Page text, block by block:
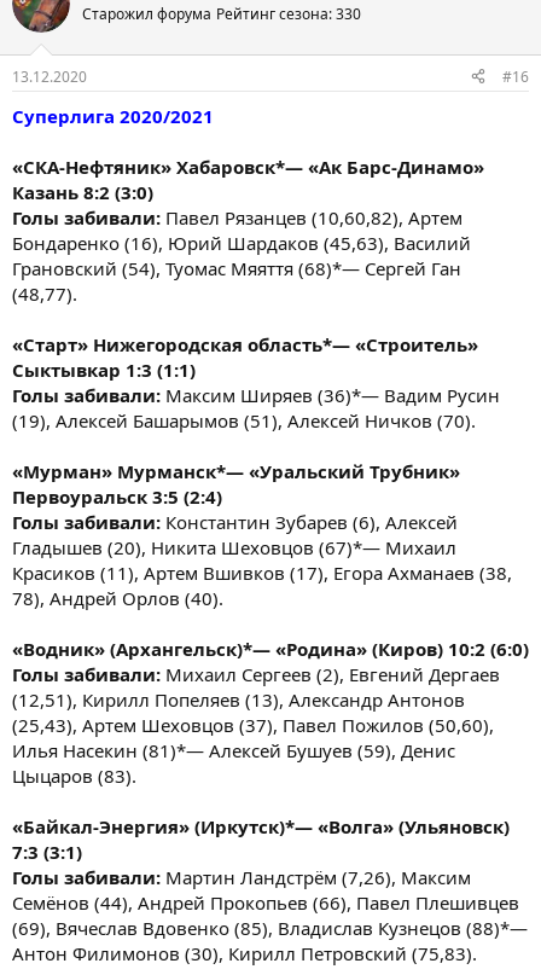
Старожил форума Рейтинг сезона: 330
13.12.2020 #16
Суперлига 2020/2021
«СКА-Нефтяник» Хабаровск*— «Ак Барс-Динамо»
Казань 8:2 (3:0)
Голы забивали: Павел Рязанцев (10,60,82), Артем
Бондаренко (16), Юрий Шардаков (45,63), Василий
Грановский (54), Туомас Мяяття (68)*— Сергей Ган
(48,77).
«Старт» Нижегородская область*— «Строитель»
Сыктывкар 1:3 (1:1)
Голы забивали: Максим Ширяев (36)*— Вадим Русин
(19), Алексей Башарымов (51), Алексей Ничков (70).
«Мурман» Мурманск*— «Уральский Трубник»
Первоуральск 3:5 (2:4)
Голы забивали: Константин Зубарев (6), Алексей
Гладышев (20), Никита Шеховцов (67)*— Михаил
Красиков (11), Артем Вшивков (17), Егора Ахманаев (38,
78), Андрей Орлов (40).
«Водник» (Архангельск)*— «Родина» (Киров) 10:2 (6:0)
Голы забивали: Михаил Сергеев (2), Евгений Дергаев
(12,51), Кирилл Попеляев (13), Александр Антонов
(25,43), Артем Шеховцов (37), Павел Пожилов (50,60),
Илья Насекин (81)*— Алексей Бушуев (59), Денис
Цыцаров (83).
«Байкал-Энергия» (Иркутск)*— «Волга» (Ульяновск)
7:3 (3:1)
Голы забивали: Мартин Ландстрём (7,26), Максим
Семёнов (44), Андрей Прокопьев (66), Павел Плешивцев
(69), Вячеслав Вдовенко (85), Владислав Кузнецов (88)*—
Антон Филимонов (30), Кирилл Петровский (75,83).